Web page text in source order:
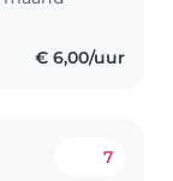
€ 6,00/uur
7